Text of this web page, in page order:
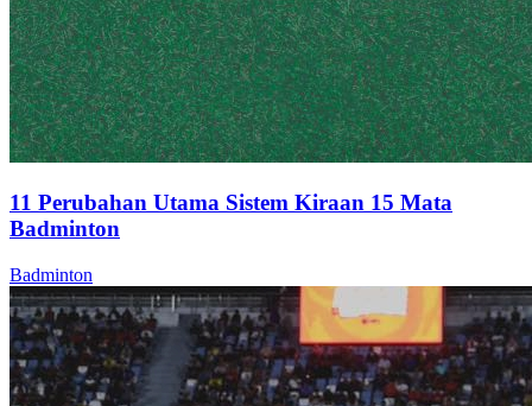
11 Perubahan Utama Sistem Kiraan 15 Mata
Badminton
Badminton